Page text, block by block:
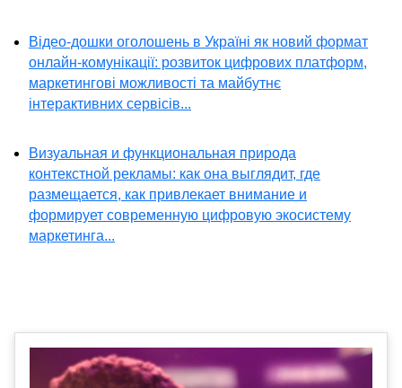
Відео-дошки оголошень в Україні як новий формат
онлайн-комунікації: розвиток цифрових платформ,
маркетингові можливості та майбутнє
інтерактивних сервісів...
Визуальная и функциональная природа
контекстной рекламы: как она выглядит, где
размещается, как привлекает внимание и
формирует современную цифровую экосистему
маркетинга...